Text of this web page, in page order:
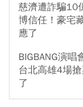
慈濟遭詐騙10
博信任！豪宅
應了
BIGBANG演
台北高雄4場
了